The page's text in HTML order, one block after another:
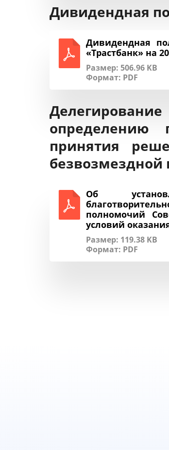
Дивидендная
Дивидендная
«Трастбанк» на
Размер: 506.96 KB
Формат: PDF
определению
принятия
Об
полномочий
условий
Размер: 119.38 KB
Формат: PDF